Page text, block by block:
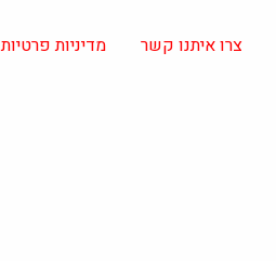
צרו איתנו קשר מדיניות פרטיות